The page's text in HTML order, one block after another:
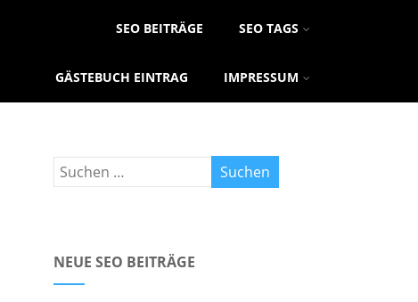
SEO BEITRÄGE SEO TAGS
GÄSTEBUCH EINTRAG IMPRESSUM
NEUE SEO BEITRÄGE